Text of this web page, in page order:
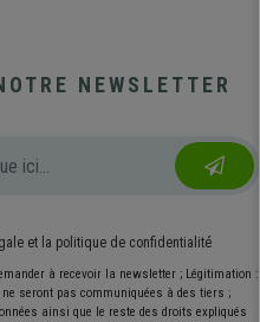
NEWSLETTER
et la politique de confidentialité
à recevoir la newsletter ; Légitimation :
seront pas communiquées à des tiers ;
ainsi que le reste des droits expliqués